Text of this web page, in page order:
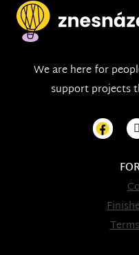
We are here for
support projects